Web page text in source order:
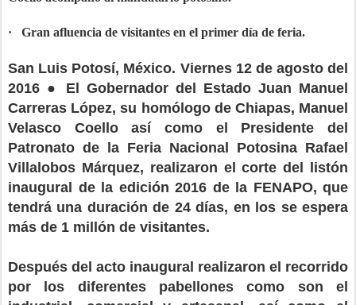
· Gran afluencia de visitantes en el primer día de feria.
San Luis Potosí, México. Viernes 12 de agosto del
2016 ● El Gobernador del Estado Juan Manuel
Carreras López, su homólogo de Chiapas, Manuel
Velasco Coello así como el Presidente del
Patronato de la Feria Nacional Potosina Rafael
Villalobos Márquez, realizaron el corte del listón
inaugural de la edición 2016 de la FENAPO, que
tendrá una duración de 24 días, en los se espera
más de 1 millón de visitantes.
Después del acto inaugural realizaron el recorrido
por los diferentes pabellones como son el